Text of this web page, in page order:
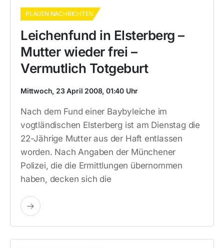
PLAUEN NACHRICHTEN
Leichenfund in Elsterberg –
Mutter wieder frei –
Vermutlich Totgeburt
Mittwoch, 23 April 2008, 01:40 Uhr
Nach dem Fund einer Baybyleiche im
vogtländischen Elsterberg ist am Dienstag die
22-Jährige Mutter aus der Haft entlassen
worden. Nach Angaben der Münchener
Polizei, die die Ermittlungen übernommen
haben, decken sich die